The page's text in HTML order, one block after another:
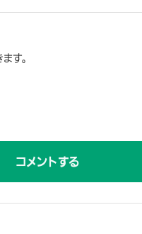
す。
コメントする